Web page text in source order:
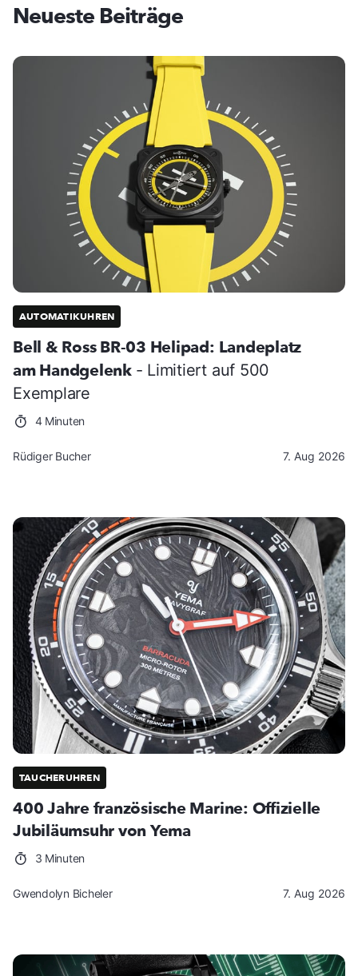
Neueste Beiträge
AUTOMATIKUHREN
Bell & Ross BR-03 Helipad: Landeplatz
am Handgelenk - Limitiert auf 500
Exemplare
4 Minuten
Rüdiger Bucher 7. Aug 2026
TAUCHERUHREN
400 Jahre französische Marine: Offizielle
Jubiläumsuhr von Yema
3 Minuten
Gwendolyn Bicheler 7. Aug 2026